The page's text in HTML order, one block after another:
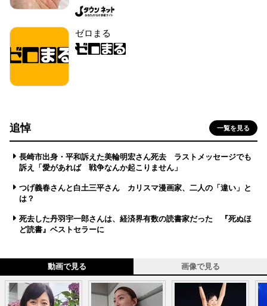
ゼロまる
追悼 一覧を見る
長崎市出身・平和訴えた美輪明宏さん死去 ラストメッセージでも
訴え「愛があれば 戦争なんか起こりません」
つげ義春さんと白土三平さん カリスマ漫画家、二人の「違い」と
は？
死去した丹羽宇一郎さんは、経済界有数の読書家だった 『死ぬほ
ど読書』ベストセラーに
動画で見る 画像で見る